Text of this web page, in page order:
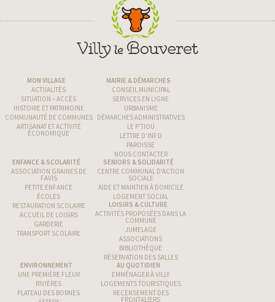
MON VILLAGE
ACTUALITÉS
SITUATION – ACCÈS
HISTOIRE ET PATRIMOINE
COMMUNAUTÉ DE COMMUNES
ARTISANAT ET ACTIVITÉ
ÉCONOMIQUE
MAIRIE & DÉMARCHES
CONSEIL MUNICIPAL
SERVICES EN LIGNE
URBANISME
DÉMARCHES ADMINISTRATIVES
LE P’TIOU
LETTRE D’INFO
PAROISSE
NOUS CONTACTER
ENFANCE & SCOLARITÉ
ASSOCIATION GRAINES DE
FAVIS
PETITE ENFANCE
ÉCOLES
RESTAURATION SCOLAIRE
ACCUEIL DE LOISIRS
GARDERIE
TRANSPORT SCOLAIRE
SENIORS & SOLIDARITÉ
CENTRE COMMUNAL D’ACTION
SOCIALE
AIDE ET MAINTIEN À DOMICILE
LOGEMENT SOCIAL
LOISIRS & CULTURE
ACTIVITÉS PROPOSÉES DANS LA
COMMUNE
JUMELAGE
ASSOCIATIONS
BIBLIOTHÈQUE
RÉSERVATION DES SALLES
ENVIRONNEMENT
UNE PREMIÈRE FLEUR
RIVIÈRES
PLATEAU DES BORNES
AU QUOTIDIEN
EMMÉNAGER À VILLY
LOGEMENTS TOURISTIQUES
RECENSEMENT DES
FRONTALIERS